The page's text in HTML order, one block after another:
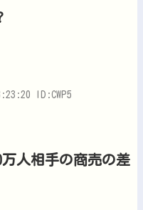
ID:CWP5
万人相手の商売の差